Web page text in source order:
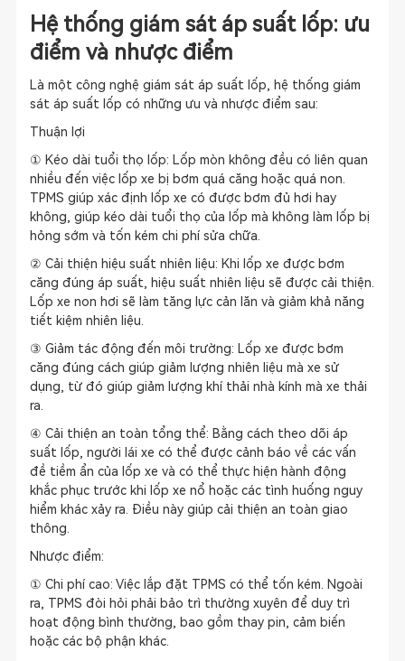
Hệ thống giám sát áp suất lốp: ưu
điểm và nhược điểm
Là một công nghệ giám sát áp suất lốp, hệ thống giám
sát áp suất lốp có những ưu và nhược điểm sau:
Thuận lợi
① Kéo dài tuổi thọ lốp: Lốp mòn không đều có liên quan
nhiều đến việc lốp xe bị bơm quá căng hoặc quá non.
TPMS giúp xác định lốp xe có được bơm đủ hơi hay
không, giúp kéo dài tuổi thọ của lốp mà không làm lốp bị
hỏng sớm và tốn kém chi phí sửa chữa.
② Cải thiện hiệu suất nhiên liệu: Khi lốp xe được bơm
căng đúng áp suất, hiệu suất nhiên liệu sẽ được cải thiện.
Lốp xe non hơi sẽ làm tăng lực cản lăn và giảm khả năng
tiết kiệm nhiên liệu.
③ Giảm tác động đến môi trường: Lốp xe được bơm
căng đúng cách giúp giảm lượng nhiên liệu mà xe sử
dụng, từ đó giúp giảm lượng khí thải nhà kính mà xe thải
ra.
④ Cải thiện an toàn tổng thể: Bằng cách theo dõi áp
suất lốp, người lái xe có thể được cảnh báo về các vấn
đề tiềm ẩn của lốp xe và có thể thực hiện hành động
khắc phục trước khi lốp xe nổ hoặc các tình huống nguy
hiểm khác xảy ra. Điều này giúp cải thiện an toàn giao
thông.
Nhược điểm:
① Chi phí cao: Việc lắp đặt TPMS có thể tốn kém. Ngoài
ra, TPMS đòi hỏi phải bảo trì thường xuyên để duy trì
hoạt động bình thường, bao gồm thay pin, cảm biến
hoặc các bộ phận khác.